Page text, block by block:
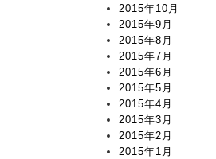
2015年10月
2015年9月
2015年8月
2015年7月
2015年6月
2015年5月
2015年4月
2015年3月
2015年2月
2015年1月